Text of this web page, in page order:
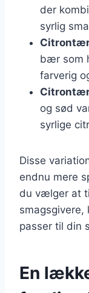
der
syrlig
bær som
farverig
og sød
syrlige
Disse
endnu mere
du vælger at
smagsgivere,
passer til din
En